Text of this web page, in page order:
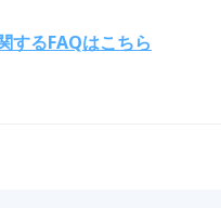
するFAQはこちら